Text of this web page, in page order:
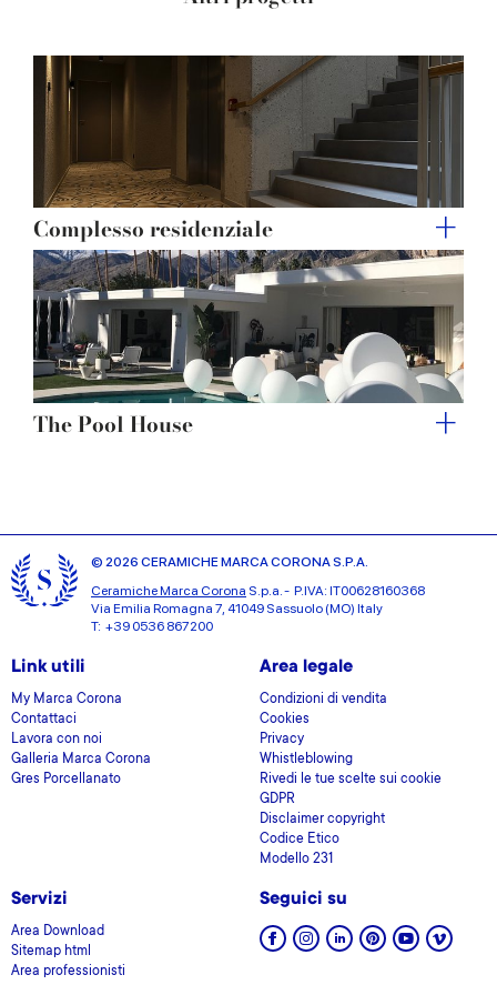
provided to them or that they’ve collected from your use
Complesso residenziale
The Pool House
© 2026 CERAMICHE MARCA CORONA S.P.A.
Ceramiche Marca Corona S.p.a. - P.IVA: IT00628160368
Via Emilia Romagna 7, 41049 Sassuolo (MO) Italy
T: +39 0536 867200
Link utili
My Marca Corona
Contattaci
Lavora con noi
Galleria Marca Corona
Gres Porcellanato
Area legale
Condizioni di vendita
Cookies
Privacy
Whistleblowing
Rivedi le tue scelte sui cookie
GDPR
Disclaimer copyright
Codice Etico
Modello 231
Servizi
Area Download
Sitemap html
Area professionisti
Seguici su